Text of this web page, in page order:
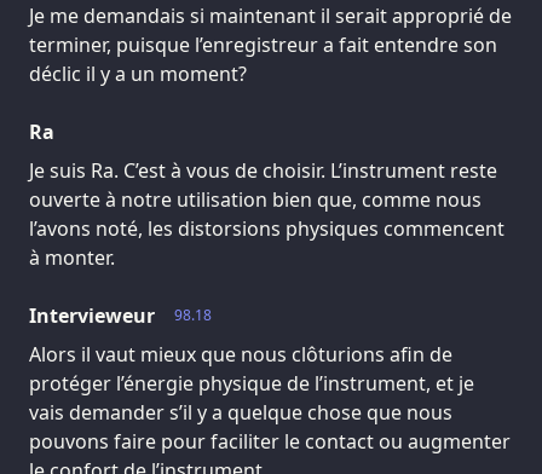
Je me demandais si maintenant il serait approprié de
terminer, puisque l’enregistreur a fait entendre son
déclic il y a un moment?
Ra
Je suis Ra. C’est à vous de choisir. L’instrument reste
ouverte à notre utilisation bien que, comme nous
l’avons noté, les distorsions physiques commencent
à monter.
98.18
Intervieweur
Alors il vaut mieux que nous clôturions afin de
protéger l’énergie physique de l’instrument, et je
vais demander s’il y a quelque chose que nous
pouvons faire pour faciliter le contact ou augmenter